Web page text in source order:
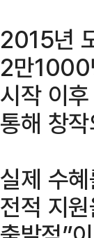
2015년
2만1000
시작 이
통해 창
실제 수
전적 지